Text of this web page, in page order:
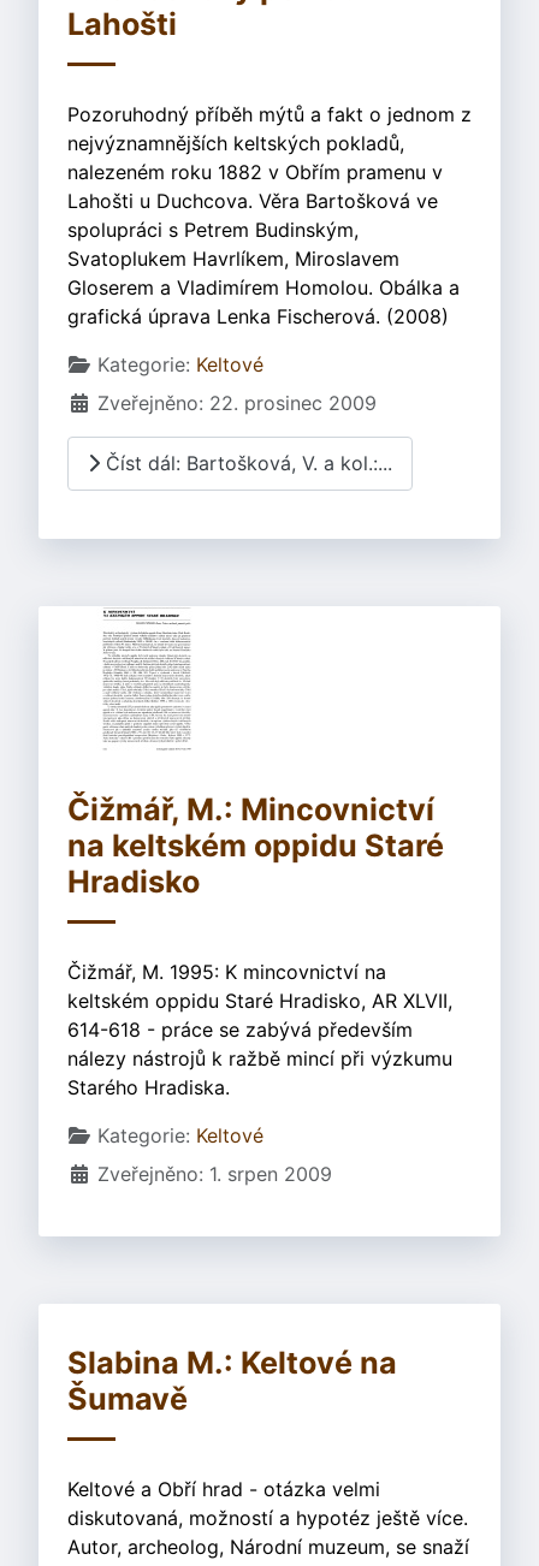
Lahošti
Pozoruhodný příběh mýtů a fakt o jednom z
nejvýznamnějších keltských pokladů,
nalezeném roku 1882 v Obřím pramenu v
Lahošti u Duchcova. Věra Bartošková ve
spolupráci s Petrem Budinským,
Svatoplukem Havrlíkem, Miroslavem
Gloserem a Vladimírem Homolou. Obálka a
grafická úprava Lenka Fischerová. (2008)
Základní údaje
Kategorie: Keltové
Zveřejněno: 22. prosinec 2009
Číst dál: Bartošková, V. a kol.:...
Čižmář, M.: Mincovnictví
na keltském oppidu Staré
Hradisko
Čižmář, M. 1995: K mincovnictví na
keltském oppidu Staré Hradisko, AR XLVII,
614-618 - práce se zabývá především
nálezy nástrojů k ražbě mincí při výzkumu
Starého Hradiska.
Základní údaje
Kategorie: Keltové
Zveřejněno: 1. srpen 2009
Slabina M.: Keltové na
Šumavě
Keltové a Obří hrad - otázka velmi
diskutovaná, možností a hypotéz ještě více.
Autor, archeolog, Národní muzeum, se snaží